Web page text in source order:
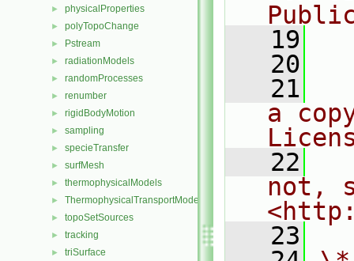
► physicalProperties
► polyTopoChange
► Pstream
► radiationModels
► randomProcesses
► renumber
► rigidBodyMotion
► sampling
► specieTransfer
► surfMesh
► thermophysicalModels
► ThermophysicalTransportModels
► topoSetSources
► tracking
► triSurface
   19
   20
   21
a
   22
not,
   23